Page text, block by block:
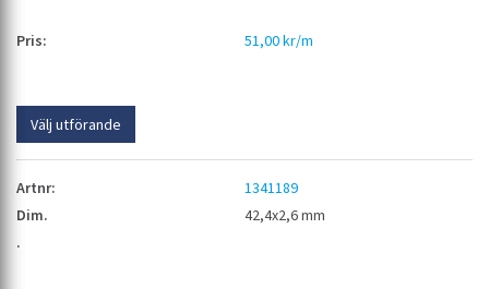
51,00 kr/m
Välj utförande
1341189
42,4x2,6 mm